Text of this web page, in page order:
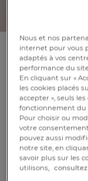
BE
Pack housse
Bandes
Réf : 999786601
100 % coton, 57
fils/cm²
Caractéristique :
Housse de
Nous et nos
internet pour vous
adaptés à vos
performance du
En cliquant sur «
les cookies placés
accepter », seuls
fonctionnement du
Pour choisir ou
votre
pouvez aussi
notre site, en
savoir plus sur les
utilisons,